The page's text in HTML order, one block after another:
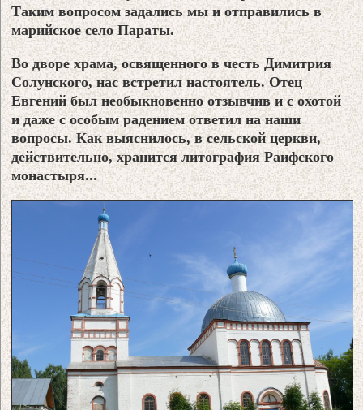
Таким вопросом задались мы и отправились в
марийское село Параты.
Во дворе храма, освященного в честь Димитрия
Солунского, нас встретил настоятель. Отец
Евгений был необыкновенно отзывчив и с охотой
и даже с особым радением ответил на наши
вопросы. Как выяснилось, в сельской церкви,
действительно, хранится литография Раифского
монастыря...